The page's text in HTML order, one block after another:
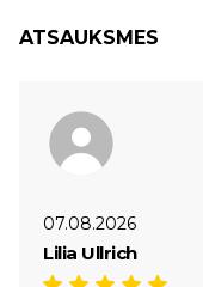
ATSAUKSMES
07.08.2026
Lilia Ullrich